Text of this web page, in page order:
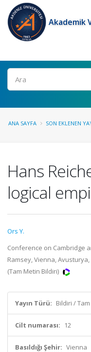
Akademik
Ara
ANA SAYFA SON EKLENEN
Hans
logical
Ors Y.
Conference on Cambridge
Ramsey, Vienna, Avusturya,
(Tam Metin Bildiri)
Yayın Türü: Bildiri /
Cilt numarası: 12
Basıldığı Şehir: Vienna